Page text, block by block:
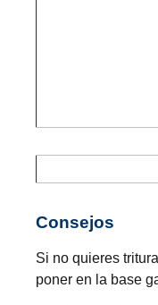
Consejos
Si no quieres
poner en la base